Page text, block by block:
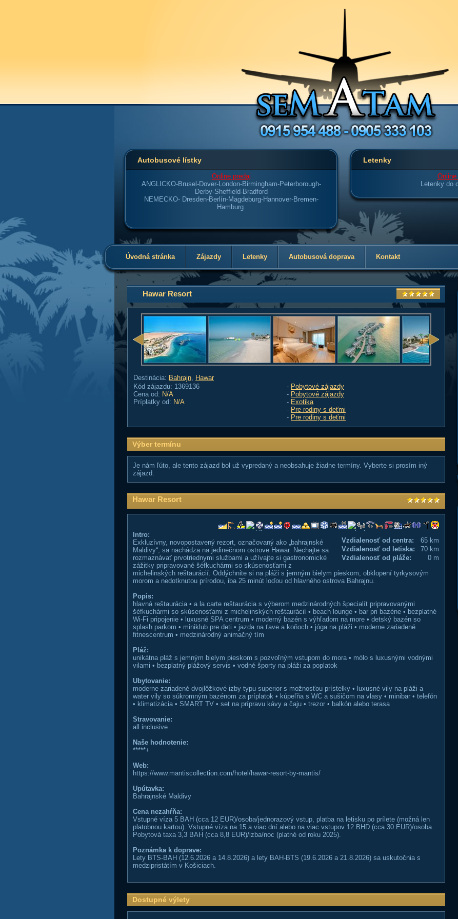
Autobusové lístky
Online predaj
ANGLICKO-Brusel-Dover-London-Birmingham-Peterborough-
Derby-Sheffield-Bradford
NEMECKO- Dresden-Berlín-Magdeburg-Hannover-Bremen-
Hamburg.
Letenky
Online
Letenky do
Úvodná stránka Zájazdy Letenky Autobusová doprava Kontakt
Hawar Resort
Destinácia: Bahrajn, Hawar
Kód zájazdu: 1369136
Cena od: N/A
Príplatky od: N/A
- Pobytové zájazdy
- Pobytové zájazdy
- Exotika
- Pre rodiny s deťmi
- Pre rodiny s deťmi
Výber termínu
Je nám ľúto, ale tento zájazd bol už vypredaný a neobsahuje žiadne termíny. Vyberte si prosím iný
zájazd.
Hawar Resort
Vzdialenosť od centra:
65 km
Vzdialenosť od letiska:
70 km
Vzdialenosť od pláže:
0 m
Intro:
Exkluzívny, novopostavený rezort, označovaný ako „bahrajnské
Maldivy“, sa nachádza na jedinečnom ostrove Hawar. Nechajte sa
rozmaznávať prvotriednymi službami a užívajte si gastronomické
zážitky pripravované šéfkuchármi so skúsenosťami z
michelinských reštaurácií. Oddýchnite si na pláži s jemným bielym pieskom, obklopení tyrkysovým
morom a nedotknutou prírodou, iba 25 minút loďou od hlavného ostrova Bahrajnu.
Popis:
hlavná reštaurácia • a la carte reštaurácia s výberom medzinárodných špecialít pripravovanými
šéfkuchármi so skúsenosťami z michelinských reštaurácií • beach lounge • bar pri bazéne • bezplatné
Wi-Fi pripojenie • luxusné SPA centrum • moderný bazén s výhľadom na more • detský bazén so
splash parkom • miniklub pre deti • jazda na ťave a koňoch • jóga na pláži • moderne zariadené
fitnescentrum • medzinárodný animačný tím
Pláž:
unikátna pláž s jemným bielym pieskom s pozvoľným vstupom do mora • mólo s luxusnými vodnými
vilami • bezplatný plážový servis • vodné športy na pláži za poplatok
Ubytovanie:
moderne zariadené dvojlôžkové izby typu superior s možnosťou prístelky • luxusné vily na pláži a
water vily so súkromným bazénom za príplatok • kúpeľňa s WC a sušičom na vlasy • minibar • telefón
• klimatizácia • SMART TV • set na prípravu kávy a čaju • trezor • balkón alebo terasa
Stravovanie:
all inclusive
Naše hodnotenie:
*****+
Web:
https://www.mantiscollection.com/hotel/hawar-resort-by-mantis/
Upútavka:
Bahrajnské Maldivy
Cena nezahŕňa:
Vstupné víza 5 BAH (cca 12 EUR)/osoba/jednorazový vstup, platba na letisku po prílete (možná len
platobnou kartou). Vstupné víza na 15 a viac dní alebo na viac vstupov 12 BHD (cca 30 EUR)/osoba.
Pobytová taxa 3,3 BAH (cca 8,8 EUR)/izba/noc (platné od roku 2025).
Poznámka k doprave:
Lety BTS-BAH (12.6.2026 a 14.8.2026) a lety BAH-BTS (19.6.2026 a 21.8.2026) sa uskutočnia s
medzipristátím v Košiciach.
Dostupné výlety